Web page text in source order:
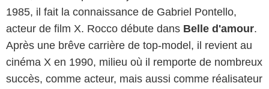
1985, il fait la connaissance de Gabriel Pontello,
acteur de film X. Rocco débute dans Belle d'amour.
Après une brêve carrière de top-model, il revient au
cinéma X en 1990, milieu où il remporte de nombreux
succès, comme acteur, mais aussi comme réalisateur